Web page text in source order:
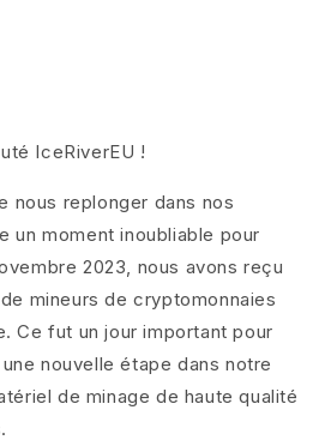
IceRiverEU !
nous replonger dans nos
un moment inoubliable pour
2023, nous avons reçu
mineurs de cryptomonnaies
Ce fut un jour important pour
nouvelle étape dans notre
de minage de haute qualité